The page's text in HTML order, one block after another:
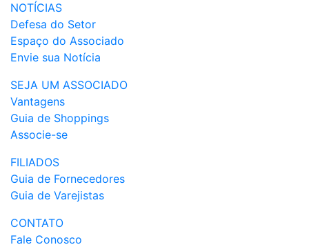
NOTÍCIAS
Defesa do Setor
Espaço do Associado
Envie sua Notícia
SEJA UM ASSOCIADO
Vantagens
Guia de Shoppings
Associe-se
FILIADOS
Guia de Fornecedores
Guia de Varejistas
CONTATO
Fale Conosco